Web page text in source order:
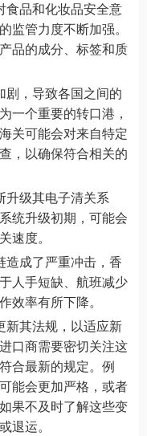
食品和化妆品安全意
监管力度不断加强。
品的成分、标签和质
剧，导致各国之间的
一个重要的转口港，
关可能会对来自特定
，以确保符合相关的
升级其电子清关系
统升级初期，可能会
速度。
造成了严重冲击，香
人手短缺、航班减少
效率有所下降。
新其法规，以适应新
口商需要密切关注这
合最新的规定。例
能会更加严格，或者
果不及时了解这些变
退运。